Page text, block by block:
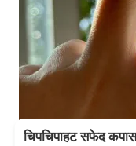
चिपचिपाहट सफेद